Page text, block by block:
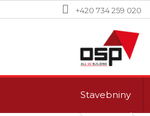
na
+420 734 259 020
Stavebniny